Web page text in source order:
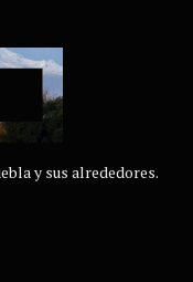
y sus alrededores.